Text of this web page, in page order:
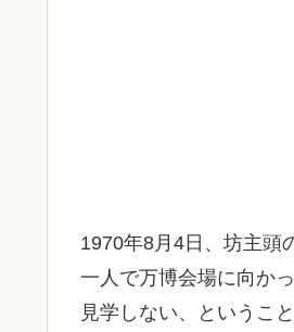
1970年8月4日、坊主頭
一人で万博会場に向か
見学しない、というこ